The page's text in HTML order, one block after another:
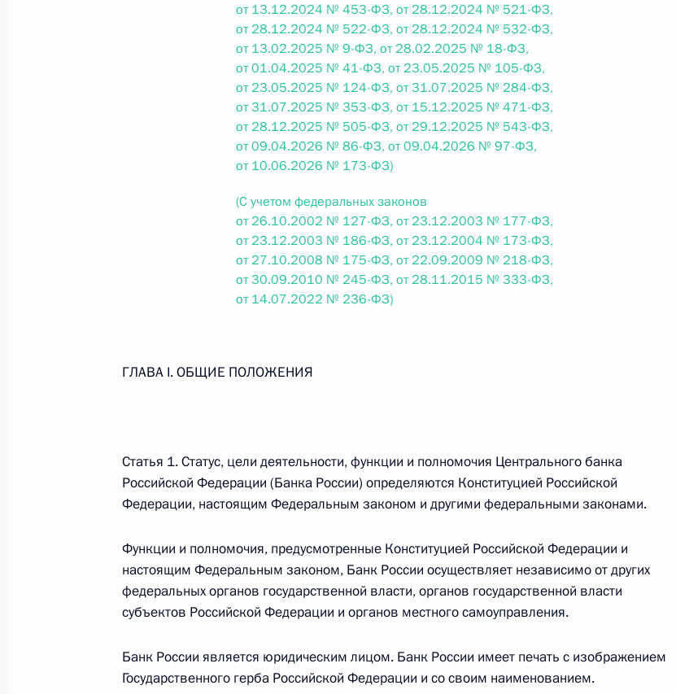
Федеральный закон от 26.07.2026 г. № 252-ФЗ
О внесении изменений в Кодекс внутреннего водного транспорта Российской Федерации и статью 1
Федерального закона «Об обеспечении единства измерений»
Федеральный закон от 26.07.2026 г. № 250-ФЗ
О внесении изменений в Кодекс Российской Федерации об административных правонарушениях
Федеральный закон от 26.07.2026 г. № 266-ФЗ
Федеральный закон от 26.07.2026 г. № 247-ФЗ
правонарушениях
26 июля 2026 года
О ратификации Соглашения между Правительством Российской Федерации и Правительством
Республики Беларусь о сотрудничестве в сфере деятельности с драгоценными металлами,
от 13.12.2024 № 453-ФЗ, от 28.12.2024 № 521-ФЗ,
от 28.12.2024 № 522-ФЗ, от 28.12.2024 № 532-ФЗ,
от 13.02.2025 № 9-ФЗ, от 28.02.2025 № 18-ФЗ,
от 01.04.2025 № 41-ФЗ, от 23.05.2025 № 105-ФЗ,
от 23.05.2025 № 124-ФЗ, от 31.07.2025 № 284-ФЗ,
от 31.07.2025 № 353-ФЗ, от 15.12.2025 № 471-ФЗ,
от 28.12.2025 № 505-ФЗ, от 29.12.2025 № 543-ФЗ,
от 09.04.2026 № 86-ФЗ, от 09.04.2026 № 97-ФЗ,
от 10.06.2026 № 173-ФЗ)
(С учетом федеральных законов
от 26.10.2002 № 127-ФЗ, от 23.12.2003 № 177-ФЗ,
от 23.12.2003 № 186-ФЗ, от 23.12.2004 № 173-ФЗ,
от 27.10.2008 № 175-ФЗ, от 22.09.2009 № 218-ФЗ,
от 30.09.2010 № 245-ФЗ, от 28.11.2015 № 333-ФЗ,
от 14.07.2022 № 236-ФЗ)
ГЛАВА I. ОБЩИЕ ПОЛОЖЕНИЯ
Статья 1. Статус, цели деятельности, функции и полномочия Центрального банка
Российской Федерации (Банка России) определяются Конституцией Российской
Федерации, настоящим Федеральным законом и другими федеральными законами.
Функции и полномочия, предусмотренные Конституцией Российской Федерации и
настоящим Федеральным законом, Банк России осуществляет независимо от других
федеральных органов государственной власти, органов государственной власти
субъектов Российской Федерации и органов местного самоуправления.
Банк России является юридическим лицом. Банк России имеет печать с изображением
Государственного герба Российской Федерации и со своим наименованием.